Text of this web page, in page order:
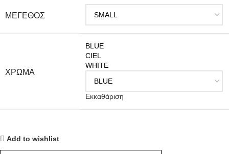
ΜΕΓΕΘΟΣ
ΧΡΩΜΑ
BLUE
CIEL
WHITE
Εκκαθάριση
Add to wishlist